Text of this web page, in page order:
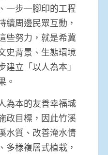
一步一腳印的工程
續周邊民眾互動，
些努力，就是希冀
史背景、生態環境
立「以人為本」
。
為本的友善幸福城
政目標，因此竹溪
水質、改善淹水情
多樣複層式植栽，